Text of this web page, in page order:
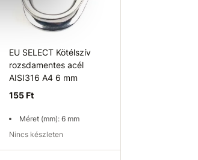
EU SELECT Kötélszív
rozsdamentes acél
AISI316 A4 6 mm
155 Ft
Méret (mm): 6 mm
Nincs készleten